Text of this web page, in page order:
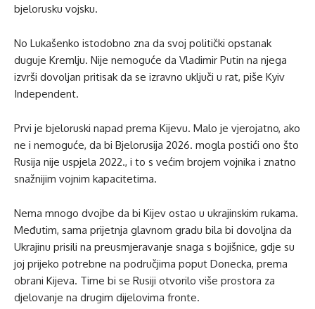
bjelorusku vojsku.
No Lukašenko istodobno zna da svoj politički opstanak
duguje Kremlju. Nije nemoguće da Vladimir Putin na njega
izvrši dovoljan pritisak da se izravno uključi u rat, piše Kyiv
Independent.
Prvi je bjeloruski napad prema Kijevu. Malo je vjerojatno, ako
ne i nemoguće, da bi Bjelorusija 2026. mogla postići ono što
Rusija nije uspjela 2022., i to s većim brojem vojnika i znatno
snažnijim vojnim kapacitetima.
Nema mnogo dvojbe da bi Kijev ostao u ukrajinskim rukama.
Međutim, sama prijetnja glavnom gradu bila bi dovoljna da
Ukrajinu prisili na preusmjeravanje snaga s bojišnice, gdje su
joj prijeko potrebne na područjima poput Donecka, prema
obrani Kijeva. Time bi se Rusiji otvorilo više prostora za
djelovanje na drugim dijelovima fronte.